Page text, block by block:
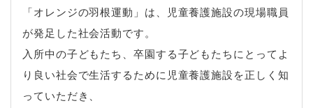
「オレンジの羽根運動」は、児童養護施設の現場職員
が発足した社会活動です。
入所中の子どもたち、卒園する子どもたちにとってよ
り良い社会で生活するために児童養護施設を正しく知
っていただき、